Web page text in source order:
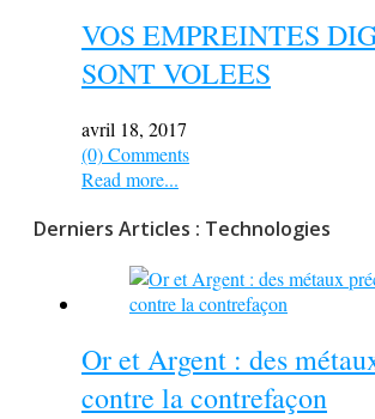
VOS EMPREINTES
SONT VOLEES
avril 18, 2017
(0) Comments
Read more...
Derniers Articles : Technologies
Or et Argent : des
contre la contrefaçon